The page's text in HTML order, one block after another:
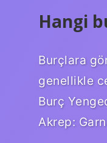
Hangi
Burçlara
genellikle
Burç
Akrep: